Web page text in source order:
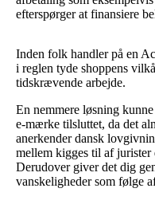
efterspørger at finansiere
Inden folk handler på en
i reglen tyde shoppens
tidskrævende arbejde.
En nemmere løsning
e-mærke tilsluttet, da det
anerkender dansk
mellem kigges til af
Derudover giver det dig
vanskeligheder som følge